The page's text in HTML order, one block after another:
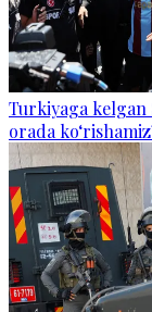
Turkiyaga kelgan
orada